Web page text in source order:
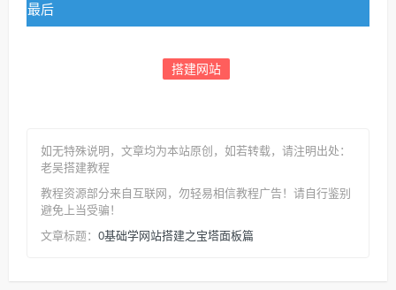
最后
搭建网站
如无特殊说明，文章均为本站原创 ，如若转载，请注明出处：
老吴搭建教程
教程资源部分来自互联网，勿轻易相信教程广告！请自行鉴别
避免上当受骗！
文章标题： 0基础学网站搭建之宝塔面板篇